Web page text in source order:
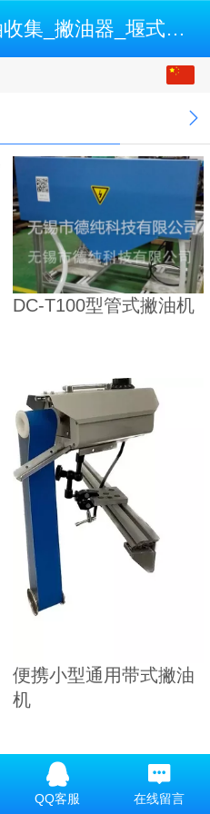
油水分离_浮油收集_撇油器_堰式撇油机_开式油水分离机-500强企业认证供应商
DC-T100型管式撇油机
便携小型通用带式撇油
机
QQ客服 在线留言